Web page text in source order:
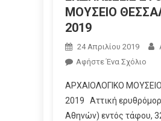
ΜΟΥΣΕΙΟ
2019
24 Απριλίου 2019
Αφήστε Ένα Σχόλιο
ΑΡΧΑΙΟΛΟΓΙΚΟ
2019 Αττική
Αθηνών) εντός τάφου,